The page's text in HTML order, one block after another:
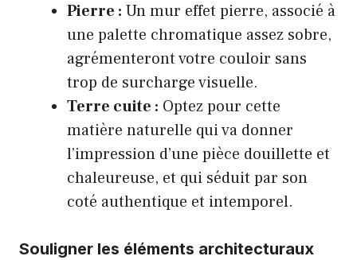
Pierre : Un mur effet pierre, associé à
une palette chromatique assez sobre,
agrémenteront votre couloir sans
trop de surcharge visuelle.
Terre cuite : Optez pour cette
matière naturelle qui va donner
l’impression d’une pièce douillette et
chaleureuse, et qui séduit par son
coté authentique et intemporel.
Souligner les éléments architecturaux